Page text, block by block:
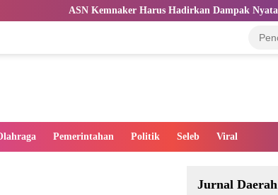
Kemnaker Harus Hadirkan Dampak Nyata bagi Masyarakat
Pemerintahan Politik Seleb Viral
Jurnal Daerah